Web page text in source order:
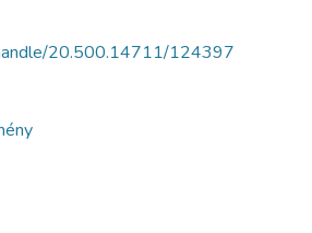
20.500.14711/124397